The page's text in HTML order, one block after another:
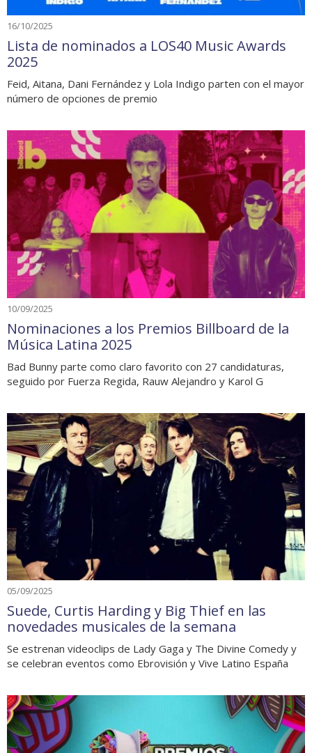
16/10/2025
Lista de nominados a LOS40 Music Awards
2025
Feid, Aitana, Dani Fernández y Lola Indigo parten con el mayor
número de opciones de premio
10/09/2025
Nominaciones a los Premios Billboard de la
Música Latina 2025
Bad Bunny parte como claro favorito con 27 candidaturas,
seguido por Fuerza Regida, Rauw Alejandro y Karol G
05/09/2025
Suede, Curtis Harding y Big Thief en las
novedades musicales de la semana
Se estrenan videoclips de Lady Gaga y The Divine Comedy y
se celebran eventos como Ebrovisión y Vive Latino España